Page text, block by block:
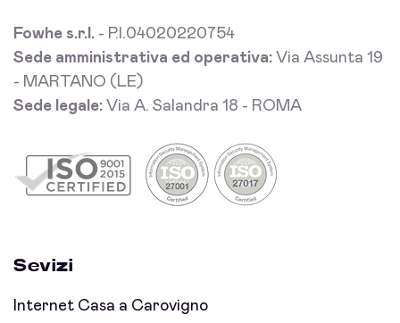
Fowhe s.r.l. - P.I.04020220754
Sede amministrativa ed operativa: Via Assunta 19
- MARTANO (LE)
Sede legale: Via A. Salandra 18 - ROMA
Sevizi
Internet Casa a Carovigno